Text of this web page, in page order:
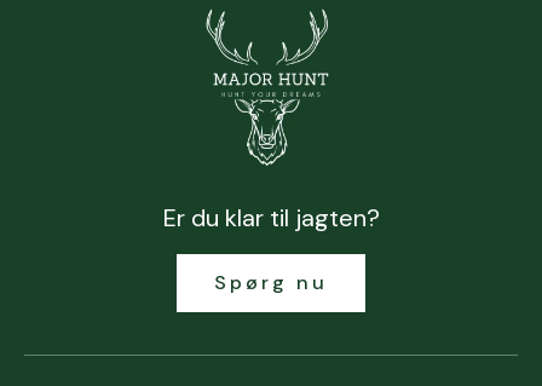
Er du klar til jagten?
Spørg nu